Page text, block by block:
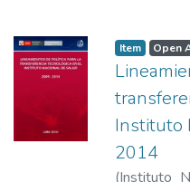
efectos,
de los
Item Open
Instituto
2014
(Instituto